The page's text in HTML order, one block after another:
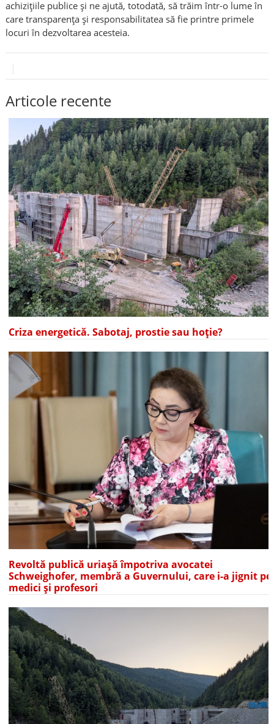
achizițiile publice și ne ajută, totodată, să trăim într-o lume în
care transparența și responsabilitatea să fie printre primele
locuri în dezvoltarea acesteia.
Articole recente
Criza energetică. Sabotaj, prostie sau hoție?
Revoltă publică uriașă împotriva avocatei
Schweighofer, membră a Guvernului, care i-a jignit pe
medici și profesori